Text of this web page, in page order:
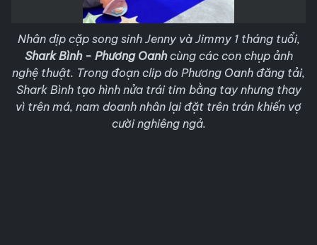
Nhân dịp cặp song sinh Jenny và Jimmy 1 tháng tuổi,
Shark Bình - Phương Oanhcùng các con chụp ảnh
nghệ thuật. Trong đoạn clip do Phương Oanh đăng tải,
Shark Bình tạo hình nửa trái tim bằng tay nhưng thay
vì trên má, nam doanh nhân lại đặt trên trán khiến vợ
cười nghiêng ngả.